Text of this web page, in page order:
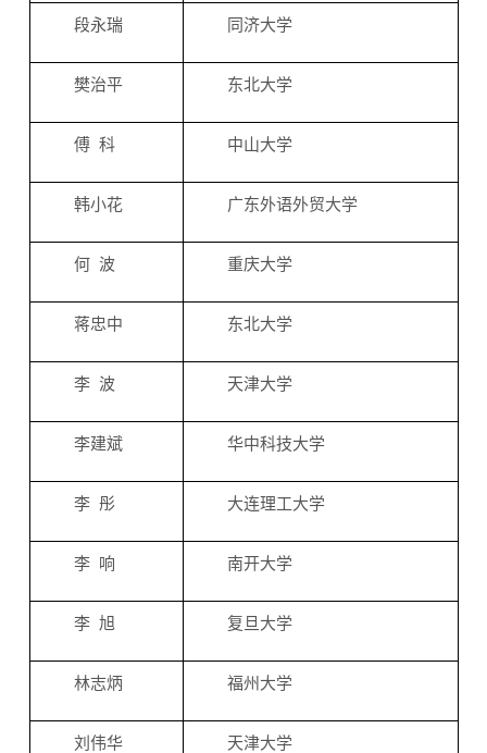
段永瑞 同济大学
樊治平 东北大学
傅 科 中山大学
韩小花 广东外语外贸大学
何 波 重庆大学
蒋忠中 东北大学
李 波 天津大学
李建斌 华中科技大学
李 彤 大连理工大学
李 响 南开大学
李 旭 复旦大学
林志炳 福州大学
刘伟华 天津大学